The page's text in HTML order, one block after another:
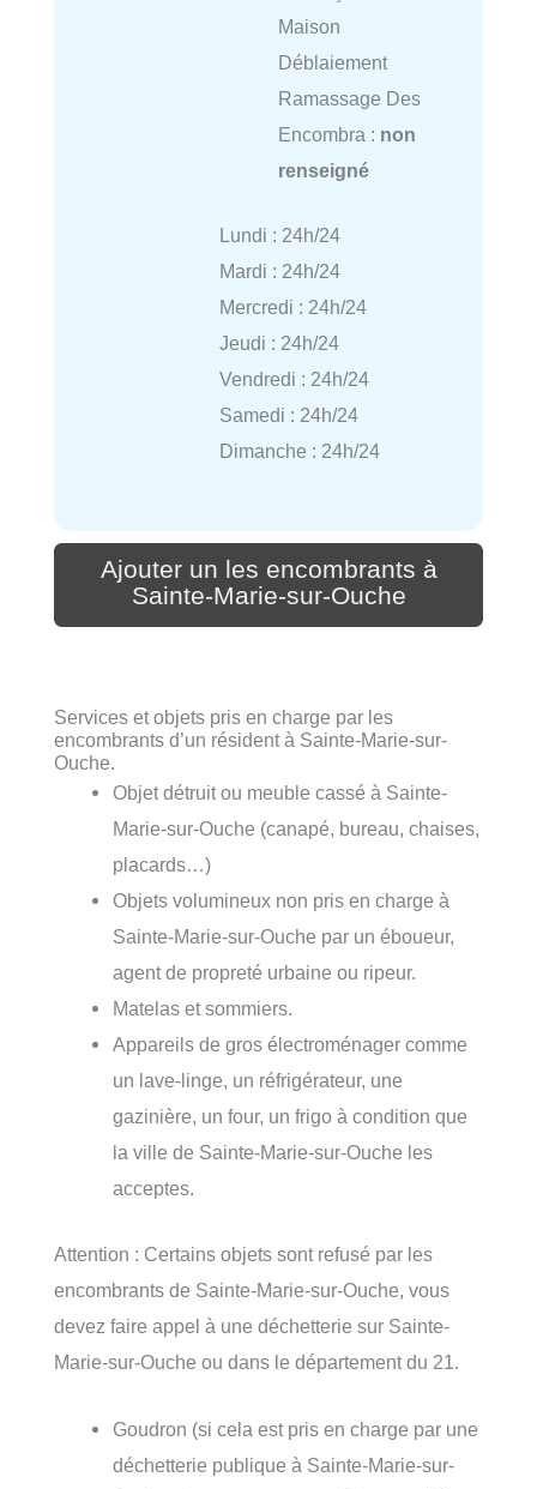
Maison
Déblaiement
Ramassage Des
Encombra : non
renseigné
Lundi : 24h/24
Mardi : 24h/24
Mercredi : 24h/24
Jeudi : 24h/24
Vendredi : 24h/24
Samedi : 24h/24
Dimanche : 24h/24
Ajouter un les encombrants à
Sainte-Marie-sur-Ouche
Services et objets pris en charge par les
encombrants d’un résident à Sainte-Marie-sur-
Ouche.
Objet détruit ou meuble cassé à Sainte-
Marie-sur-Ouche (canapé, bureau, chaises,
placards…)
Objets volumineux non pris en charge à
Sainte-Marie-sur-Ouche par un éboueur,
agent de propreté urbaine ou ripeur.
Matelas et sommiers.
Appareils de gros électroménager comme
un lave-linge, un réfrigérateur, une
gazinière, un four, un frigo à condition que
la ville de Sainte-Marie-sur-Ouche les
acceptes.
Attention : Certains objets sont refusé par les
encombrants de Sainte-Marie-sur-Ouche, vous
devez faire appel à une déchetterie sur Sainte-
Marie-sur-Ouche ou dans le département du 21.
Goudron (si cela est pris en charge par une
déchetterie publique à Sainte-Marie-sur-